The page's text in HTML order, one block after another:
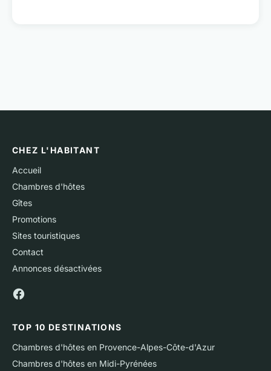
CHEZ L'HABITANT
Accueil
Chambres d'hôtes
Gîtes
Promotions
Sites touristiques
Contact
Annonces désactivées
TOP 10 DESTINATIONS
Chambres d'hôtes en Provence-Alpes-Côte-d'Azur
Chambres d'hôtes en Midi-Pyrénées